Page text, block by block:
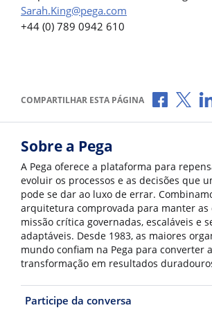
Sarah.King@pega.com
+44 (0) 789 0942 610
COMPARTILHAR ESTA PÁGINA
Sobre a Pega
A Pega oferece a plataforma para
evoluir os processos e as decisões que
pode se dar ao luxo de errar.
arquitetura comprovada para manter as
missão crítica governadas, escaláveis e
adaptáveis. Desde 1983, as maiores
mundo confiam na Pega para converter
transformação em resultados
Participe da conversa